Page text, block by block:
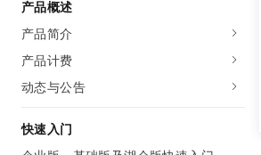
产品概述
产品简介
产品计费
动态与公告
快速入门
人工智能与机器学习
存储
AI
现代化应用